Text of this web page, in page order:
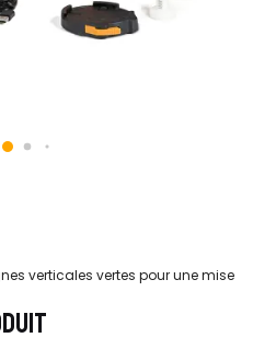
verticales vertes pour une mise